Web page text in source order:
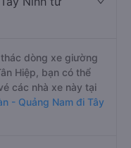
dòng xe giường
Hiệp, bạn có thể
các nhà xe này tại
- Quảng Nam đi Tây